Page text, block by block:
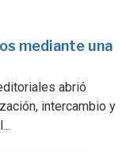
mediante una
abrió
intercambio y